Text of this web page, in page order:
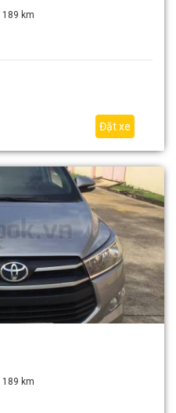
189 km
Đặt xe
189 km